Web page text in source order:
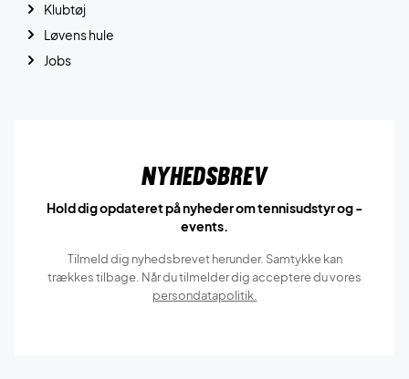
Klubtøj
Løvens hule
Jobs
Nyhedsbrev
Hold dig opdateret på nyheder om tennisudstyr og -
events.
Tilmeld dig nyhedsbrevet herunder. Samtykke kan
trækkes tilbage. Når du tilmelder dig acceptere du vores
persondatapolitik.